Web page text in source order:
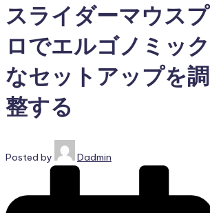
スライダーマウスプ
ロでエルゴノミック
なセットアップを調
整する
Posted by Dadmin